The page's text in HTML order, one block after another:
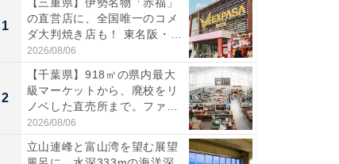
1
【三重県】伊勢名物「赤福」
の直営店に、全国唯一のコメ
ダ大判焼き店も！ 東名阪・
伊...
2026/08/06
2
【千葉県】918㎡の県内最大
級マーケットから、廃校をリ
ノベした直売所まで。ファ
ー...
2026/08/06
立山連峰と富山湾を望む展望